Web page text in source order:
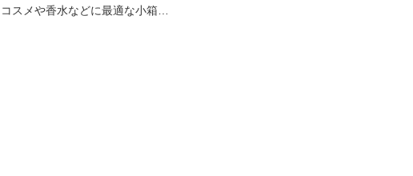
コスメや香水などに最適な小箱…